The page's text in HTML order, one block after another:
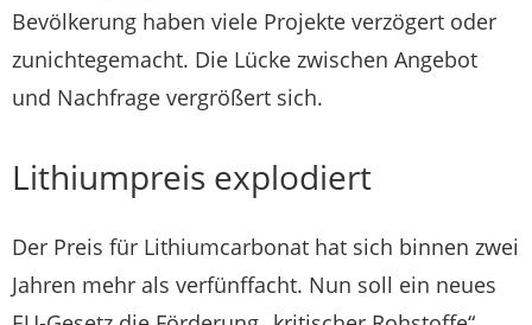
Bevölkerung haben viele Projekte verzögert oder
zunichtegemacht. Die Lücke zwischen Angebot
und Nachfrage vergrößert sich.
Lithiumpreis explodiert
Der Preis für Lithiumcarbonat hat sich binnen zwei
Jahren mehr als verfünffacht. Nun soll ein neues